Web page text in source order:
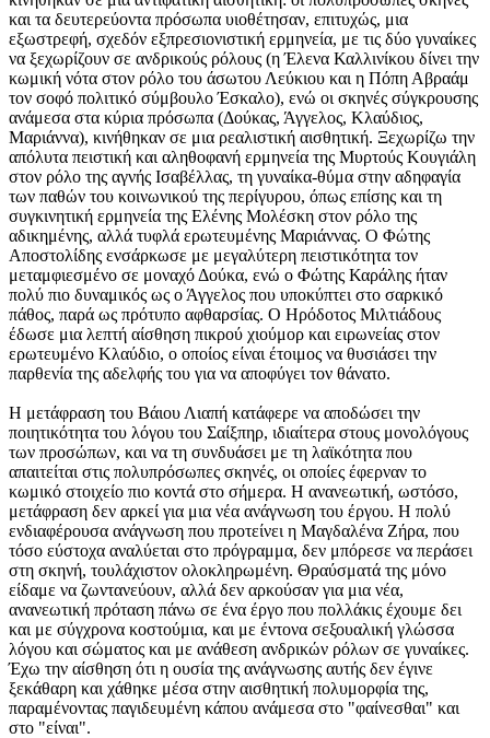
και τα δευτερεύοντα πρόσωπα υιοθέτησαν, επιτυχώς, μια
εξωστρεφή, σχεδόν εξπρεσιονιστική ερμηνεία, με τις δύο γυναίκες
να ξεχωρίζουν σε ανδρικούς ρόλους (η Έλενα Καλλινίκου δίνει την
κωμική νότα στον ρόλο του άσωτου Λεύκιου και η Πόπη Αβραάμ
τον σοφό πολιτικό σύμβουλο Έσκαλο), ενώ οι σκηνές σύγκρουσης
ανάμεσα στα κύρια πρόσωπα (Δούκας, Άγγελος, Κλαύδιος,
Μαριάννα), κινήθηκαν σε μια ρεαλιστική αισθητική. Ξεχωρίζω την
απόλυτα πειστική και αληθοφανή ερμηνεία της Μυρτούς Κουγιάλη
στον ρόλο της αγνής Ισαβέλλας, τη γυναίκα-θύμα στην αδηφαγία
των παθών του κοινωνικού της περίγυρου, όπως επίσης και τη
συγκινητική ερμηνεία της Ελένης Μολέσκη στον ρόλο της
αδικημένης, αλλά τυφλά ερωτευμένης Μαριάννας. Ο Φώτης
Αποστολίδης ενσάρκωσε με μεγαλύτερη πειστικότητα τον
μεταμφιεσμένο σε μοναχό Δούκα, ενώ ο Φώτης Καράλης ήταν
πολύ πιο δυναμικός ως ο Άγγελος που υποκύπτει στο σαρκικό
πάθος, παρά ως πρότυπο αφθαρσίας. Ο Ηρόδοτος Μιλτιάδους
έδωσε μια λεπτή αίσθηση πικρού χιούμορ και ειρωνείας στον
ερωτευμένο Κλαύδιο, ο οποίος είναι έτοιμος να θυσιάσει την
παρθενία της αδελφής του για να αποφύγει τον θάνατο.
Η μετάφραση του Βάιου Λιαπή κατάφερε να αποδώσει την
ποιητικότητα του λόγου του Σαίξπηρ, ιδιαίτερα στους μονολόγους
των προσώπων, και να τη συνδυάσει με τη λαϊκότητα που
απαιτείται στις πολυπρόσωπες σκηνές, οι οποίες έφερναν το
κωμικό στοιχείο πιο κοντά στο σήμερα. Η ανανεωτική, ωστόσο,
μετάφραση δεν αρκεί για μια νέα ανάγνωση του έργου. Η πολύ
ενδιαφέρουσα ανάγνωση που προτείνει η Μαγδαλένα Ζήρα, που
τόσο εύστοχα αναλύεται στο πρόγραμμα, δεν μπόρεσε να περάσει
στη σκηνή, τουλάχιστον ολοκληρωμένη. Θραύσματά της μόνο
είδαμε να ζωντανεύουν, αλλά δεν αρκούσαν για μια νέα,
ανανεωτική πρόταση πάνω σε ένα έργο που πολλάκις έχουμε δει
και με σύγχρονα κοστούμια, και με έντονα σεξουαλική γλώσσα
λόγου και σώματος και με ανάθεση ανδρικών ρόλων σε γυναίκες.
Έχω την αίσθηση ότι η ουσία της ανάγνωσης αυτής δεν έγινε
ξεκάθαρη και χάθηκε μέσα στην αισθητική πολυμορφία της,
παραμένοντας παγιδευμένη κάπου ανάμεσα στο "φαίνεσθαι" και
στο "είναι".